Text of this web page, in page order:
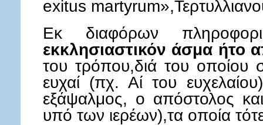
exitus
Eκ διαφόρων
εκκλησιαστικόν άσμα ήτο
του τρόπου,διά του οποίου
ευχαί (πχ. Αί του
εξάψαλμος, ο απόστολος
υπό των ιερέων),τα οποία